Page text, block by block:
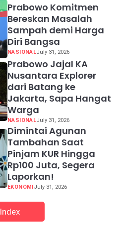
Prabowo Komitmen
Bereskan Masalah
Sampah demi Harga
Diri Bangsa
NASIONALJuly 31, 2026
Prabowo Jajal KA
Nusantara Explorer
dari Batang ke
Jakarta, Sapa Hangat
Warga
NASIONALJuly 31, 2026
Dimintai Agunan
Tambahan Saat
Pinjam KUR Hingga
Rp100 Juta, Segera
Laporkan!
EKONOMI July 31, 2026
Index